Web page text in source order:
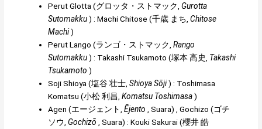
Perut Glotta(グロッタ・ストマック ,Gurotta
Sutomakku) :Machi Chitose(千歳 まち ,Chitose
Machi)
Perut Lango(ランゴ・ストマック ,Rango
Sutomakku) : Takashi Tsukamoto(塚本 高史 Takashi
Tsukamoto )
Soji Shioya(塩谷 壮士 ,Shioya Sōji) : Toshimasa
Komatsu(小松 利昌 ,Komatsu Toshimasa)
Agen(エージェント ,Ējento , Suara) ,Gochizo(ゴチ
ソウ ,Gochizō , Suara) :Kouki Sakurai(櫻井 皓